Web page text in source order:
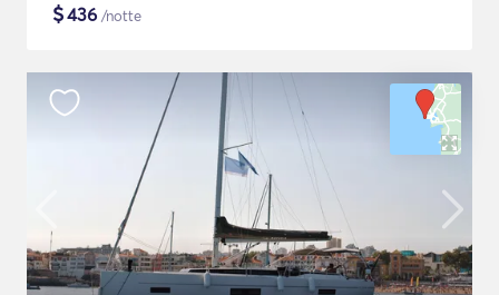
$436 /notte